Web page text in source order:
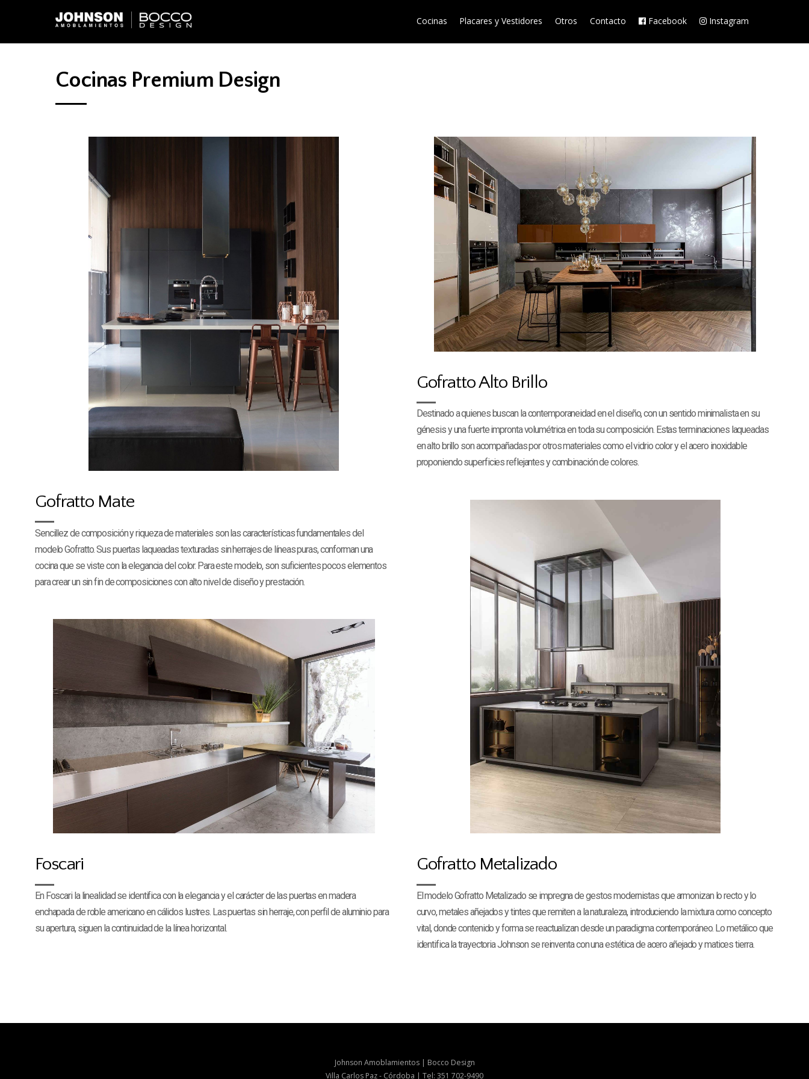
Cocinas Placares y Vestidores Otros Contacto Facebook Instagram
Cocinas Premium Design
Gofratto Mate
Sencillez de composición y riqueza de materiales son las características fundamentales del
modelo Gofratto. Sus puertas laqueadas texturadas sin herrajes de líneas puras, conforman una
cocina que se viste con la elegancia del color. Para este modelo, son suficientes pocos elementos
para crear un sin fin de composiciones con alto nivel de diseño y prestación.
Foscari
En Foscari la linealidad se identifica con la elegancia y el carácter de las puertas en madera
enchapada de roble americano en cálidos lustres. Las puertas sin herraje, con perfil de aluminio para
su apertura, siguen la continuidad de la línea horizontal.
Gofratto Alto Brillo
Destinado a quienes buscan la contemporaneidad en el diseño, con un sentido minimalista en su
génesis y una fuerte impronta volumétrica en toda su composición. Estas terminaciones laqueadas
en alto brillo son acompañadas por otros materiales como el vidrio color y el acero inoxidable
proponiendo superficies reflejantes y combinación de colores.
Gofratto Metalizado
El modelo Gofratto Metalizado se impregna de gestos modernistas que armonizan lo recto y lo
curvo, metales añejados y tintes que remiten a la naturaleza, introduciendo la mixtura como concepto
vital, donde contenido y forma se reactualizan desde un paradigma contemporáneo. Lo metálico que
identifica la trayectoria Johnson se reinventa con una estética de acero añejado y matices tierra.
Johnson Amoblamientos | Bocco Design
Villa Carlos Paz - Córdoba | Tel: 351 702-9490